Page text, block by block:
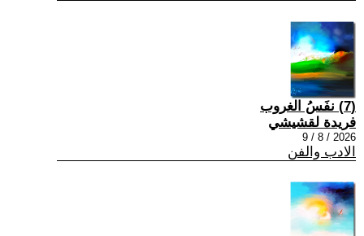
(7) نفَسُ الغروب
فريدة لقشيشي
2026 / 8 / 9
الادب والفن